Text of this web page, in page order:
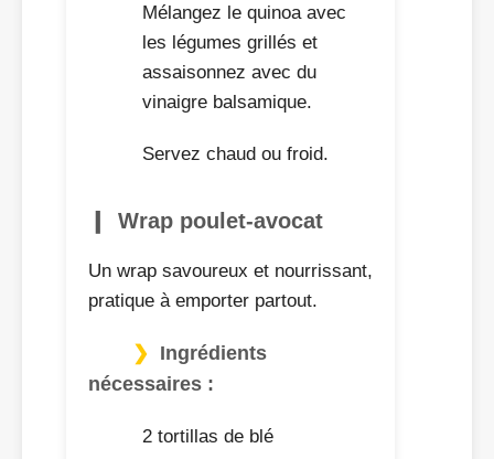
Mélangez le quinoa avec
les légumes grillés et
assaisonnez avec du
vinaigre balsamique.
Servez chaud ou froid.
Wrap poulet-avocat
Un wrap savoureux et nourrissant,
pratique à emporter partout.
Ingrédients
nécessaires :
2 tortillas de blé